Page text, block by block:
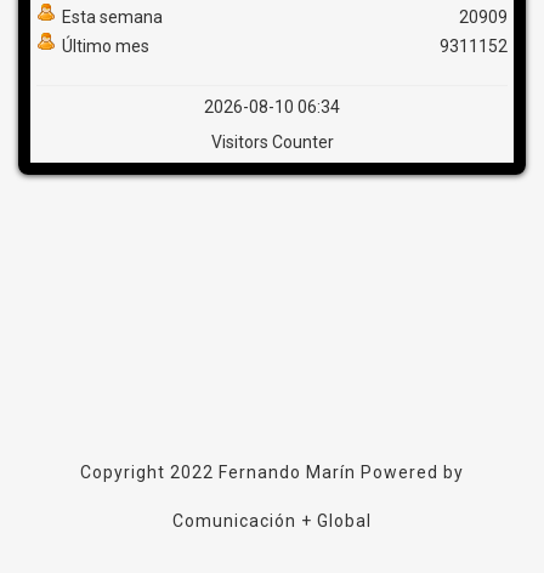
Esta semana
Último mes
20909
9311152
2026-08-10 06:34
Visitors Counter
Copyright 2022 Fernando Marín Powered by
Comunicación + Global